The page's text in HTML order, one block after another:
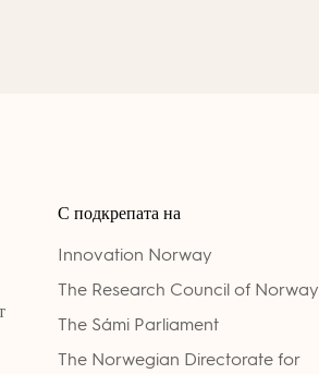
С подкрепата на
Innovation Norway
The Research Council of Norway
The Sámi Parliament
The Norwegian Directorate for